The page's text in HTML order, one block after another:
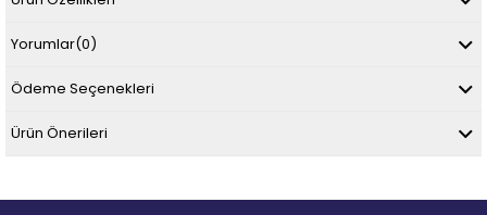
Yorumlar(0)
Ödeme Seçenekleri
Ürün Önerileri